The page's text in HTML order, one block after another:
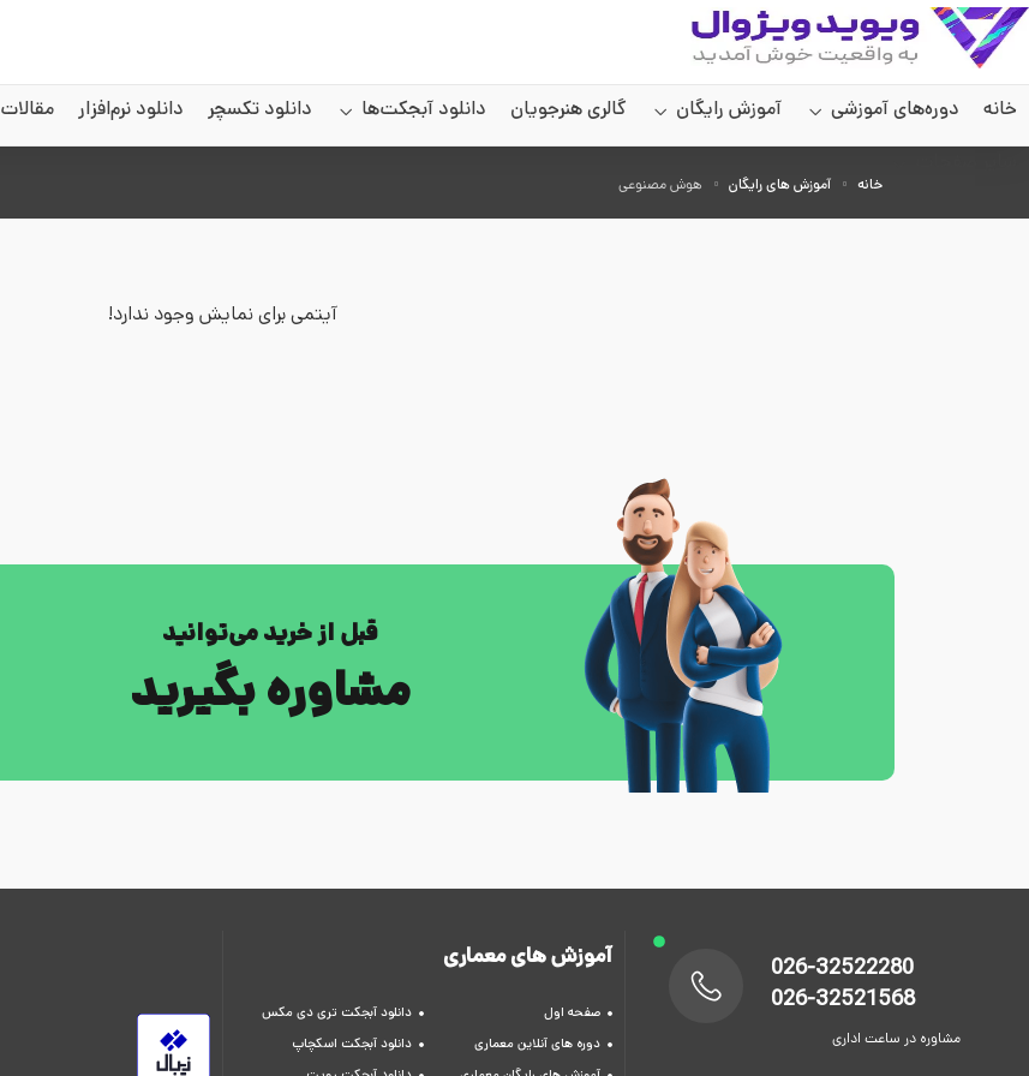
خانه دوره‌های آموزشی آموزش رایگان گالری هنرجویان دانلود آبجکت‌ها دانلود تکسچر دانلود نرم‌افزار
مقالات
خانه آموزش های رایگان هوش مصنوعی
آیتمی برای نمایش وجود ندارد!
قبل از خرید می‌توانید
مشاوره بگیرید
026-32522280
026-32521568
مشاوره در ساعت اداری
آموزش های معماری
صفحه اول
دوره های آنلاین معماری
دانلود آبجکت تری دی مکس
دانلود آبجکت اسکچاپ